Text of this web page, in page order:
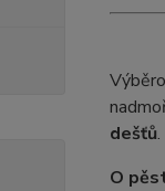
dešťů.
O